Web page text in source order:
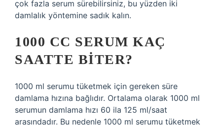
çok fazla serum sürebilirsiniz, bu yüzden iki
damlalık yöntemine sadık kalın.
1000 CC SERUM KAÇ
SAATTE BITER?
1000 ml serumu tüketmek için gereken süre
damlama hızına bağlıdır. Ortalama olarak 1000 ml
serumun damlama hızı 60 ila 125 ml/saat
arasındadır. Bu nedenle 1000 ml serumu tüketmek